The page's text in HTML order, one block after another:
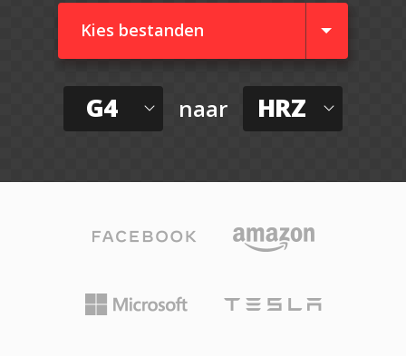
Kies bestanden
G4 naar HRZ